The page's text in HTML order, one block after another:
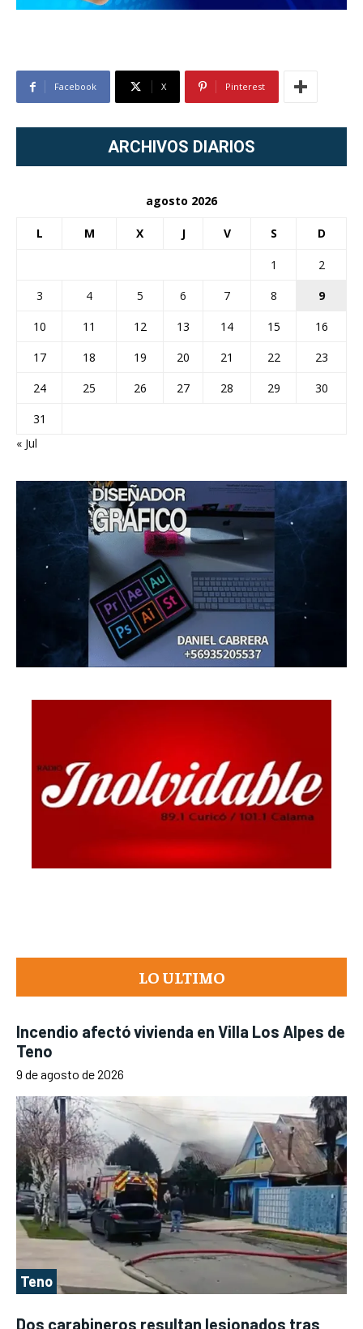
Facebook X Pinterest
ARCHIVOS DIARIOS
agosto 2026
L M X J V S D
1
2
3
4 5 6 7 8
9
10
11 12 13 14 15
16
17
18 19 20 21 22
23
24
25 26 27 28 29
30
31
« Jul
LO ULTIMO
Incendio afectó vivienda en Villa Los Alpes de
Teno
9 de agosto de 2026
Teno
Dos carabineros resultan lesionados tras